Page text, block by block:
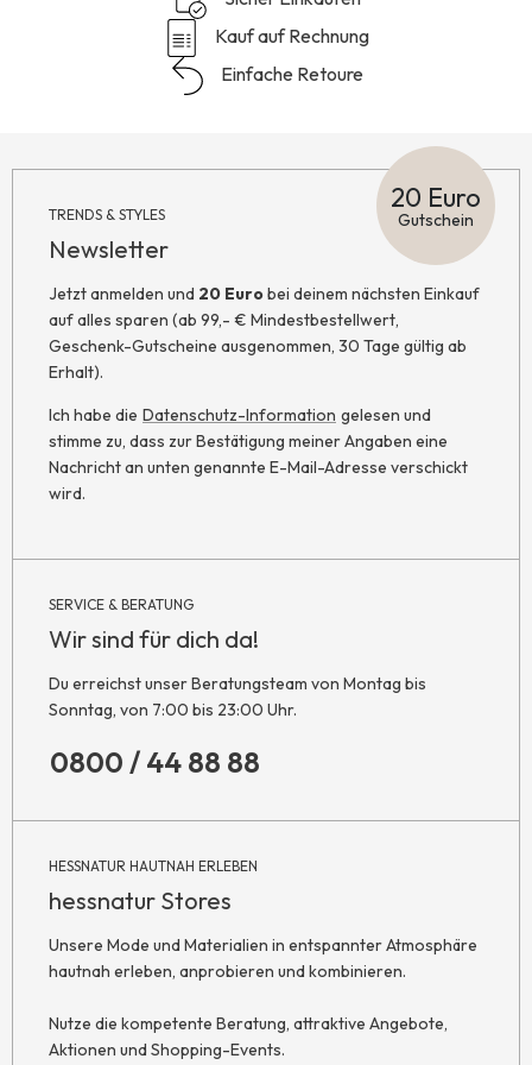
Kauf auf Rechnung
Einfache Retoure
TRENDS & STYLES
Newsletter
20 Euro
Gutschein
Jetzt anmelden und 20 Eurobei deinem nächsten Einkauf
auf alles sparen (ab 99,- € Mindestbestellwert,
Geschenk-Gutscheine ausgenommen, 30 Tage gültig ab
Erhalt).
Ich habe die Datenschutz-Information gelesen und
stimme zu, dass zur Bestätigung meiner Angaben eine
Nachricht an unten genannte E-Mail-Adresse verschickt
wird.
SERVICE & BERATUNG
Wir sind für dich da!
Du erreichst unser Beratungsteam von Montag bis
Sonntag, von 7:00 bis 23:00 Uhr.
0800 / 44 88 88
HESSNATUR HAUTNAH ERLEBEN
hessnatur Stores
Unsere Mode und Materialien in entspannter Atmosphäre
hautnah erleben, anprobieren und kombinieren.
Nutze die kompetente Beratung, attraktive Angebote,
Aktionen und Shopping-Events.